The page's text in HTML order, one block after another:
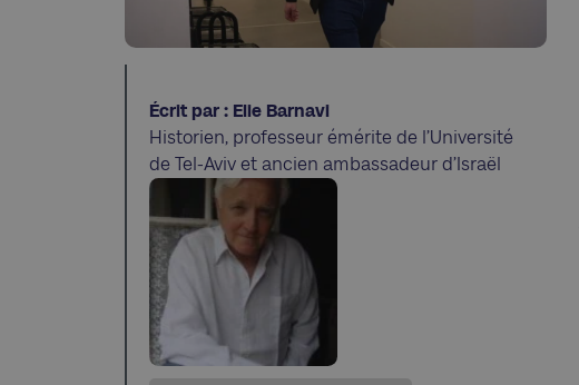
Écrit par : Elie Barnavi
Historien, professeur émérite de l’Université
de Tel-Aviv et ancien ambassadeur d’Israël